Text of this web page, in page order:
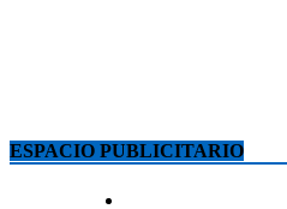
ESPACIO PUBLICITARIO